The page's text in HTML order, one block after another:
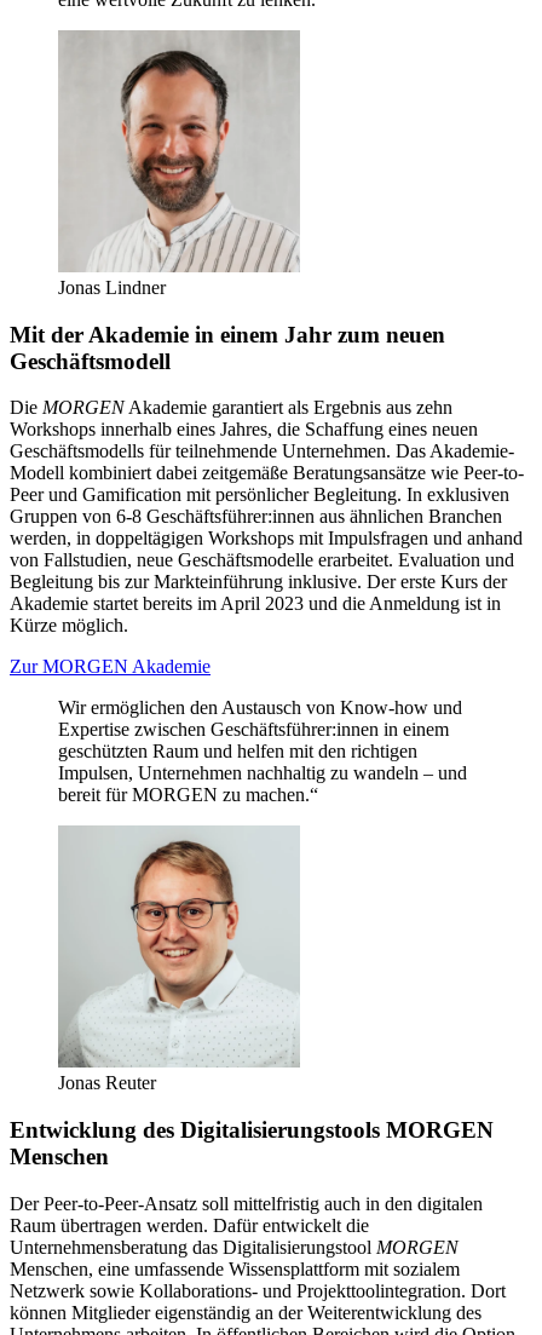
Jonas Lindner
Mit der Akademie in einem Jahr zum neuen
Geschäftsmodell
Die MORGENAkademie garantiert als Ergebnis aus zehn
Workshops innerhalb eines Jahres, die Schaffung eines neuen
Geschäftsmodells für teilnehmende Unternehmen. Das Akademie-
Modell kombiniert dabei zeitgemäße Beratungsansätze wie Peer-to-
Peer und Gamification mit persönlicher Begleitung. In exklusiven
Gruppen von 6-8 Geschäftsführer:innen aus ähnlichen Branchen
werden, in doppeltägigen Workshops mit Impulsfragen und anhand
von Fallstudien, neue Geschäftsmodelle erarbeitet. Evaluation und
Begleitung bis zur Markteinführung inklusive. Der erste Kurs der
Akademie startet bereits im April 2023 und die Anmeldung ist in
Kürze möglich.
Zur MORGEN Akademie
Wir ermöglichen den Austausch von Know-how und
Expertise zwischen Geschäftsführer:innen in einem
geschützten Raum und helfen mit den richtigen
Impulsen, Unternehmen nachhaltig zu wandeln – und
bereit für MORGEN zu machen.“
Jonas Reuter
Entwicklung des Digitalisierungstools MORGEN
Menschen
Der Peer-to-Peer-Ansatz soll mittelfristig auch in den digitalen
Raum übertragen werden. Dafür entwickelt die
Unternehmensberatung das Digitalisierungstool MORGEN
Menschen, eine umfassende Wissensplattform mit sozialem
Netzwerk sowie Kollaborations- und Projekttoolintegration. Dort
können Mitglieder eigenständig an der Weiterentwicklung des